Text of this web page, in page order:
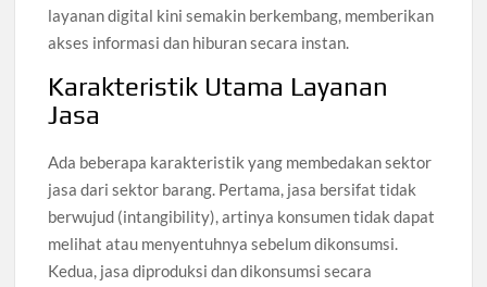
layanan digital kini semakin berkembang, memberikan
akses informasi dan hiburan secara instan.
Karakteristik Utama Layanan
Jasa
Ada beberapa karakteristik yang membedakan sektor
jasa dari sektor barang. Pertama, jasa bersifat tidak
berwujud (intangibility), artinya konsumen tidak dapat
melihat atau menyentuhnya sebelum dikonsumsi.
Kedua, jasa diproduksi dan dikonsumsi secara